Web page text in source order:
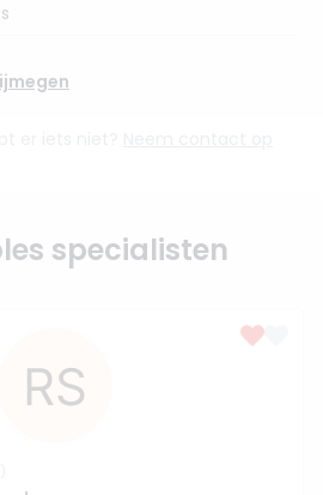
specialisten